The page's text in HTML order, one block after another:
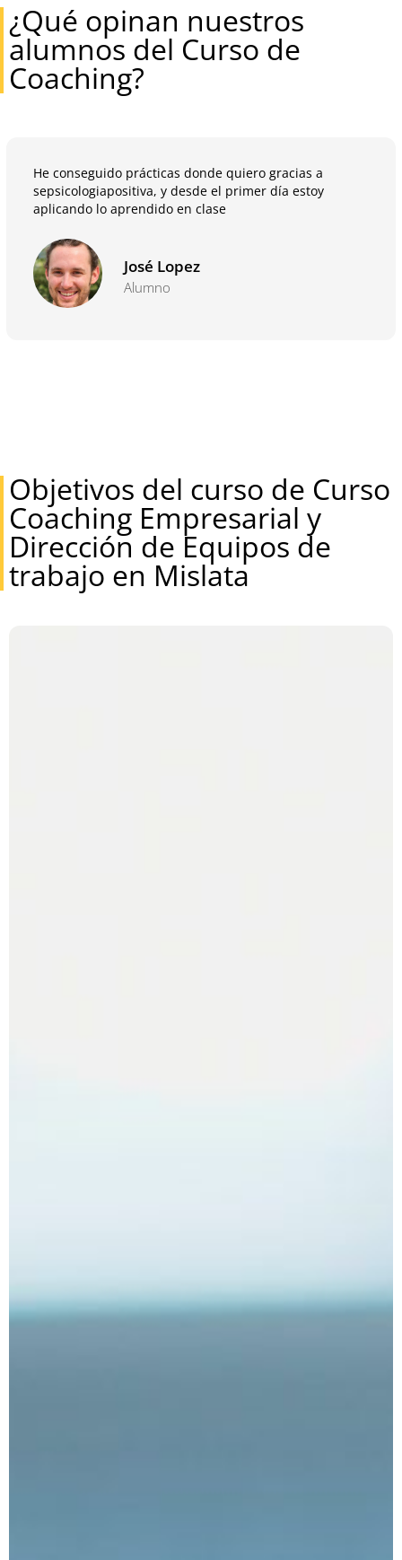
¿Qué opinan nuestros
alumnos del Curso de
Coaching?
He conseguido prácticas donde quiero gracias a
sepsicologiapositiva, y desde el primer día estoy
aplicando lo aprendido en clase
José Lopez
Alumno
Objetivos del curso de Curso
Coaching Empresarial y
Dirección de Equipos de
trabajo en Mislata